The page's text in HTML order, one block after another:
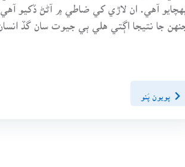
پهچايو آهي. ان لاڙي کي ضاطي ۾ آڻڻ ڏکيو
جنهن جا نتيجا اڳتي هلي ٻي جيوت سان گڏ
پويون پَنو